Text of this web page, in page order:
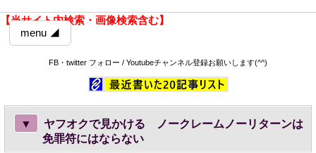
【当サイト内検索・画像検索含む】
menu ◢
FB・twitter フォロー / Youtubeチャンネル登録お願いします(^^)
▼
ヤフオクで見かける ノークレームノーリターンは
免罪符にはならない